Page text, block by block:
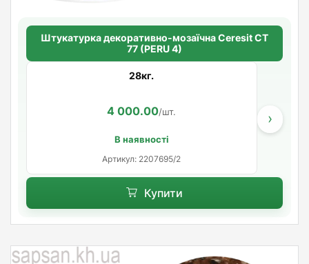
Штукатурка декоративно-мозаїчна Ceresit CT
77 (PERU 4)
28кг.
4 000.00/шт.
В наявності
Артикул: 2207695/2
›
Купити